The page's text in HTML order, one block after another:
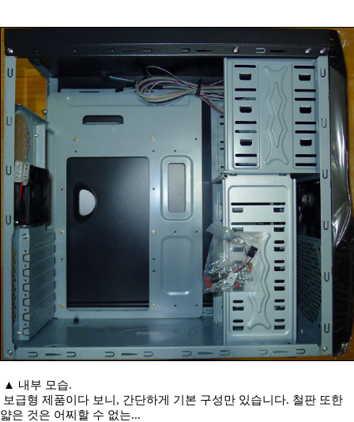
▲ 내부 모습.
보급형 제품이다 보니, 간단하게 기본 구성만 있습니다. 철판 또한
얇은 것은 어찌할 수 없는...